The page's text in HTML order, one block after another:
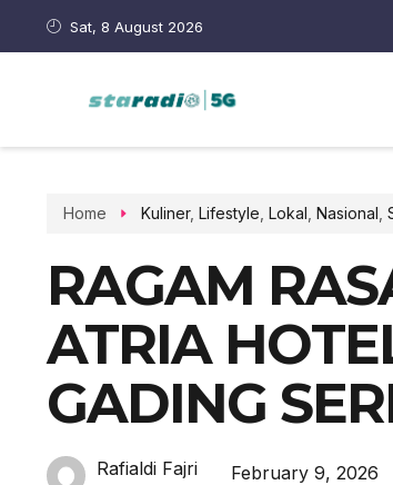
Sat, 8 August 2026
Home Kuliner, Lifestyle Lokal Nasional
RAGAM
ATRIA
GADING
Rafialdi Fajri February 9, 2026